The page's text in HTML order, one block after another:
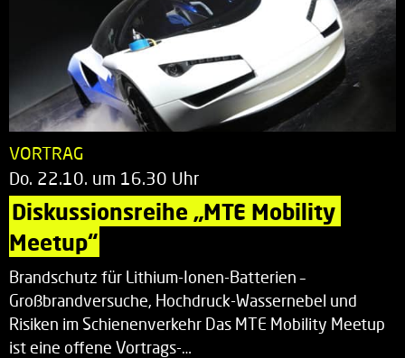
VORTRAG
Do. 22.10. um 16.30 Uhr
Diskussionsreihe „MTE Mobility
Meetup“
Brandschutz für Lithium-Ionen-Batterien –
Großbrandversuche, Hochdruck-Wassernebel und
Risiken im Schienenverkehr Das MTE Mobility Meetup
ist eine offene Vortrags-…